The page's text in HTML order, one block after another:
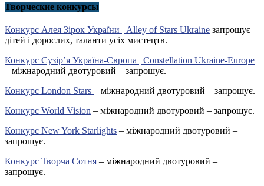
Творческие конкурсы
Конкурс Алея Зірок України | Alley of Stars Ukraine запрошує
дітей і дорослих, таланти усіх мистецтв.
Конкурс Сузір’я Україна-Європа | Constellation Ukraine-Europe
– міжнародний двотуровий – запрошує.
Конкурс London Stars – міжнародний двотуровий – запрошує.
Конкурс World Vision – міжнародний двотуровий – запрошує.
Конкурс New York Starlights – міжнародний двотуровий –
запрошує.
Конкурс Творча Сотня – міжнародний двотуровий –
запрошує.